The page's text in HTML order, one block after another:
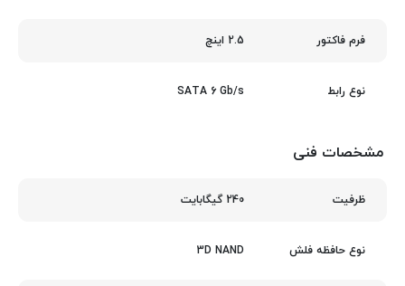
فرم فاکتور 2.5 اینچ
نوع رابط SATA 6 Gb/s
مشخصات فنی
ظرفیت 240 گیگابایت
نوع حافظه فلش 3D NAND